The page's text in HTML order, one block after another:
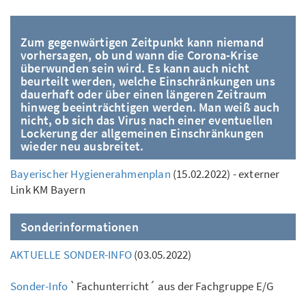
Zum gegenwärtigen Zeitpunkt kann niemand
vorhersagen, ob und wann die Corona-Krise
überwunden sein wird. Es kann auch nicht
beurteilt werden, welche Einschränkungen uns
dauerhaft oder über einen längeren Zeitraum
hinweg beeinträchtigen werden. Man weiß auch
nicht, ob sich das Virus nach einer eventuellen
Lockerung der allgemeinen Einschränkungen
wieder neu ausbreitet.
Bayerischer Hygienerahmenplan (15.02.2022) - externer
Link KM Bayern
Sonderinformationen
AKTUELLE SONDER-INFO(03.05.2022)
Sonder-Info `Fachunterricht´ aus der Fachgruppe E/G